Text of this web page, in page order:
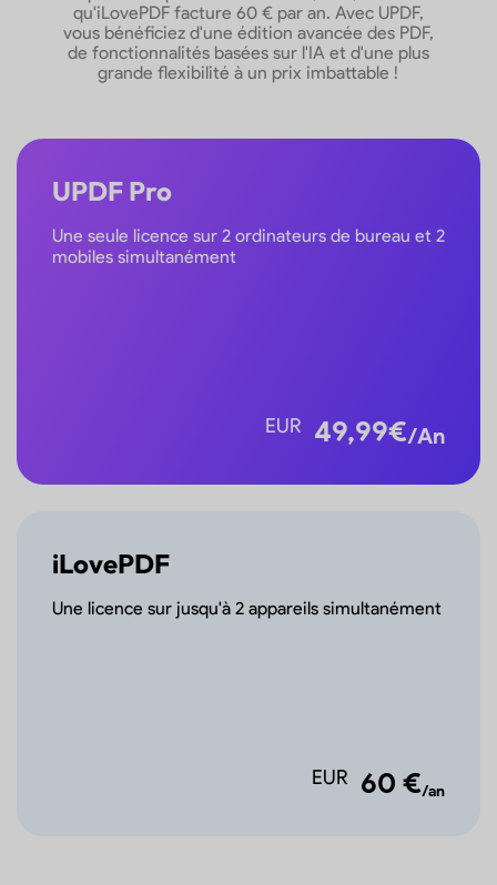
Recadrer/remplacer des
images
Ajouter du texte enrichi
arrières-plans, liens, en-
têtes et pieds de page
Chatter avec un PDF
unique
qu'iLovePDF facture 60 € par an. Avec UPDF,
vous bénéficiez d'une édition avancée des PDF,
de fonctionnalités basées sur l'IA et d'une plus
grande flexibilité à un prix imbattable !
UPDF Pro
Une seule licence sur 2 ordinateurs de bureau et 2
mobiles simultanément
EUR €
49,99 /An
iLovePDF
Une licence sur jusqu'à 2 appareils simultanément
EUR 60 €/an